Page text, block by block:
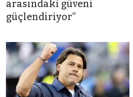
arasındaki güveni
güçlendiriyor”